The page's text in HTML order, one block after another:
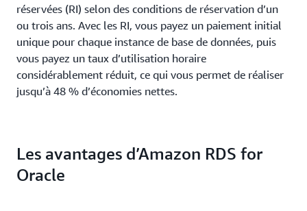
réservées (RI) selon des conditions de réservation d’un
ou trois ans. Avec les RI, vous payez un paiement initial
unique pour chaque instance de base de données, puis
vous payez un taux d’utilisation horaire
considérablement réduit, ce qui vous permet de réaliser
jusqu’à 48 % d’économies nettes.
Les avantages d’Amazon RDS for
Oracle